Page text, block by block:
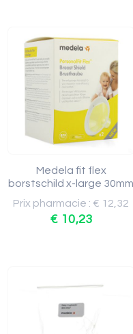
Medela fit flex
borstschild x-large
Prix pharmacie : € 12,32
€ 10,23